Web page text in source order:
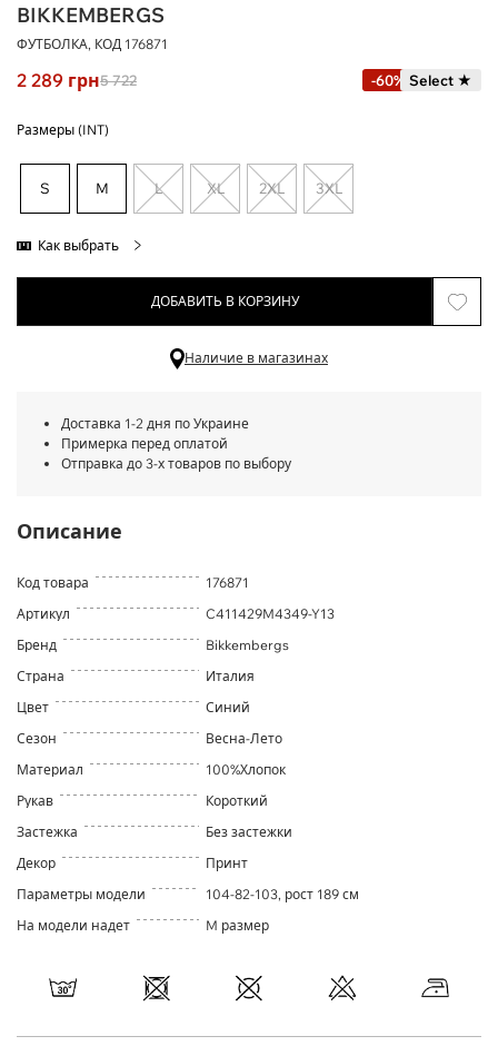
BIKKEMBERGS
ФУТБОЛКА, КОД 176871
2 289 грн5 722 -60% Select ★
Размеры (INT)
S M L XL 2XL 3XL
Как выбрать
ДОБАВИТЬ В КОРЗИНУ
Наличие в магазинах
Доставка 1-2 дня по Украине
Примерка перед оплатой
Отправка до 3-х товаров по выбору
Описание
Код товара
176871
Артикул
C411429M4349-Y13
Бренд
Bikkembergs
Страна
Италия
Цвет
Синий
Сезон
Весна-Лето
Материал
100%Хлопок
Рукав
Короткий
Застежка
Без застежки
Декор
Принт
Параметры модели
104-82-103, рост 189 см
На модели надет
M размер